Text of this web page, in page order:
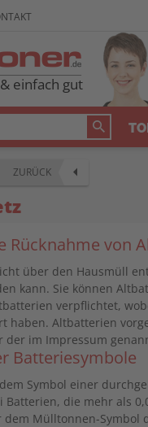
einfach gut
ZURÜCK
Rücknahme von
über den Hausmüll
kann. Sie können
verpflichtet,
haben. Altbatterien
der im Impressum
Batteriesymbole
Symbol einer
die mehr als
Mülltonnen-Symbol